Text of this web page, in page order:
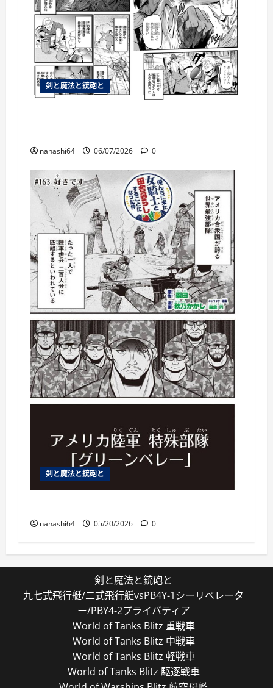
剣と魔法と銃砲と
nanashi64 06/07/2026 0
剣と魔法と銃砲と
nanashi64 05/20/2026 0
剣と魔法と銃砲と
九七式飛行艇/二式飛行艇vsPB4Y-1シーリベレータ
ー/PBY4-2プライバティア
World of Tanks Blitz 重戦車
World of Tanks Blitz 中戦車
World of Tanks Blitz 軽戦車
World of Tanks Blitz 駆逐戦車